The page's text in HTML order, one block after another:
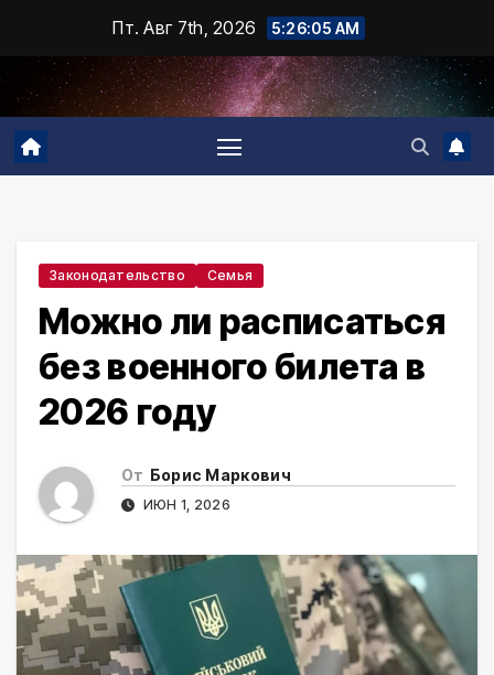
содержимому
Пт. Авг 7th, 2026 5:26:06 AM
Законодательство Семья
Можно ли расписаться
без военного билета в
2026 году
От Борис Маркович
ИЮН 1, 2026